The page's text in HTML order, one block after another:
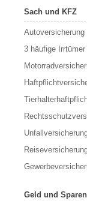
Sach und KFZ
Autoversicherung
3 häufige
Geld und Sparen